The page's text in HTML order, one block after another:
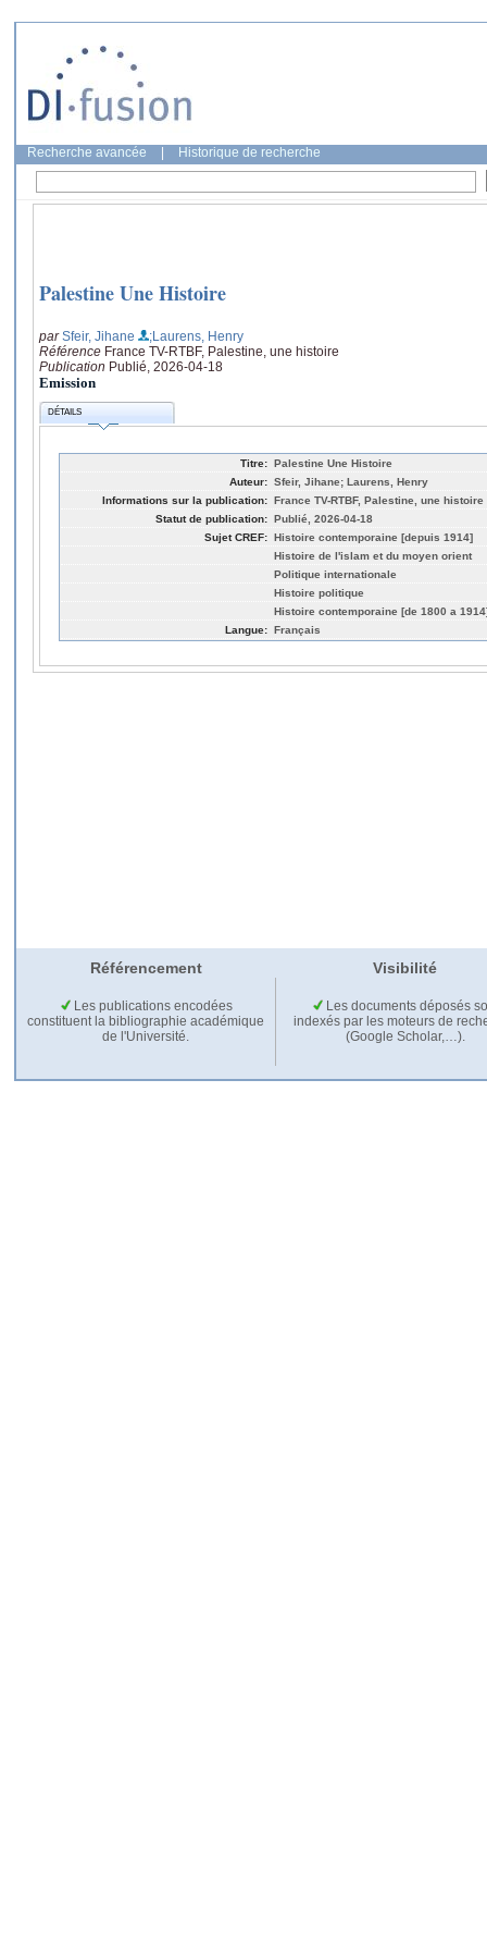
Recherche avancée Historique de recherche
Palestine Une Histoire
parSfeir, Jihane
;Laurens, Henry
Référence France TV-RTBF, Palestine, une histoire
Publication Publié, 2026-04-18
Emission
DÉTAILS
Titre: Palestine Une Histoire
Auteur: Sfeir, Jihane; Laurens, Henry
Informations sur la publication: France TV-RTBF, Palestine, une histoire
Statut de publication: Publié, 2026-04-18
Sujet CREF: Histoire contemporaine [depuis 1914]
Histoire de l'islam et du moyen orient
Politique internationale
Histoire politique
Histoire contemporaine [de 1800 a
Langue: Français
Référencement Visibilité
Les publications encodées
constituent la bibliographie académique
de l'Université.
Les documents déposés
indexés par les moteurs de
(Google Scholar,…).